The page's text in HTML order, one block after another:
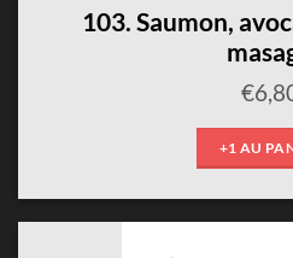
103. Saumon,
€
+1 AU